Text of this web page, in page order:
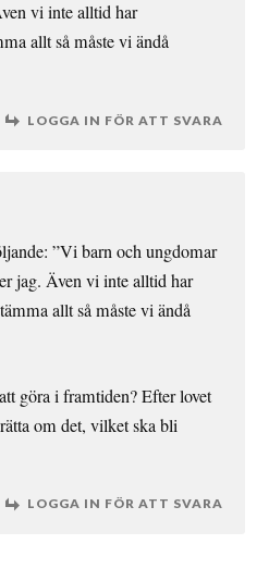
vi inte alltid har
allt så måste vi ändå
LOGGA IN FÖR ATT SVARA
”Vi barn och ungdomar
jag. Även vi inte alltid har
allt så måste vi ändå
göra i framtiden? Efter lovet
om det, vilket ska bli
LOGGA IN FÖR ATT SVARA